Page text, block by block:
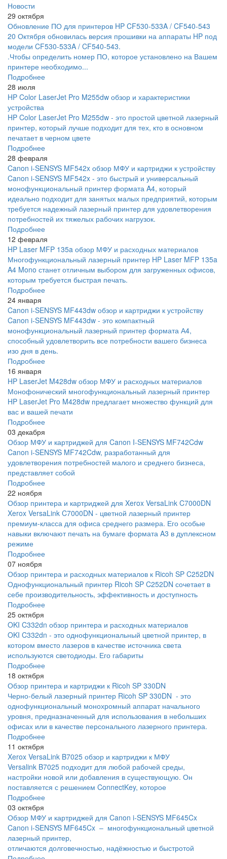
Новости
29 октября
Обновление ПО для принтеров HP CF530-533A / CF540-543
20 Октября обновилась версия прошивки на аппараты HP под
модели CF530-533A / CF540-543.
.Чтобы определить номер ПО, которое установлено на Вашем
принтере необходимо...
Подробнее
28 июля
HP Color LaserJet Pro M255dw обзор и характеристики
устройства
HP Color LaserJet Pro M255dw - это простой цветной лазерный
принтер, который лучше подходит для тех, кто в основном
печатает в черном цвете
Подробнее
28 февраля
Canon i-SENSYS MF542x обзор МФУ и картриджи к устройству
Canon i-SENSYS MF542x - это быстрый и универсальный
монофункциональный принтер формата A4, который
идеально подходит для занятых малых предприятий, которым
требуется надежный лазерный принтер для удовлетворения
потребностей их тяжелых рабочих нагрузок.
Подробнее
12 февраля
HP Laser MFP 135a обзор МФУ и расходных материалов
Многофункциональный лазерный принтер HP Laser MFP 135a
A4 Mono станет отличным выбором для загруженных офисов,
которым требуется быстрая печать.
Подробнее
24 января
Canon i-SENSYS MF443dw обзор и картриджи к устройству
Canon i-SENSYS MF443dw - это компактный
монофункциональный лазерный принтер формата А4,
способный удовлетворить все потребности вашего бизнеса
изо дня в день.
Подробнее
16 января
HP LaserJet M428dw обзор МФУ и расходных материалов
Монофонический многофункциональный лазерный принтер
HP LaserJet Pro M428dw предлагает множество функций для
вас и вашей печати
Подробнее
03 декабря
Обзор МФУ и картриджей для Canon I-SENSYS MF742Cdw
Canon i-SENSYS MF742Cdw, разработанный для
удовлетворения потребностей малого и среднего бизнеса,
представляет собой
Подробнее
22 ноября
Обзор принтера и картриджей для Xerox VersaLink C7000DN
Xerox VersaLink C7000DN - цветной лазерный принтер
премиум-класса для офиса среднего размера. Его особые
навыки включают печать на бумаге формата A3 в дуплексном
режиме
Подробнее
07 ноября
Обзор принтера и расходных материалов к Ricoh SP C252DN
Однофункциональный принтер Ricoh SP C252DN сочетает в
себе производительность, эффективность и доступность
Подробнее
25 октября
OKI C332dn обзор принтера и расходных материалов
OKI C332dn - это однофункциональный цветной принтер, в
котором вместо лазеров в качестве источника света
используются светодиоды. Его габариты
Подробнее
18 октября
Обзор принтера и картриджи к Ricoh SP 330DN
Черно-белый лазерный принтер Ricoh SP 330DN - это
однофункциональный монохромный аппарат начального
уровня, предназначенный для использования в небольших
офисах или в качестве персонального лазерного принтера.
Подробнее
11 октября
Xerox VersaLink B7025 обзор и картриджи к МФУ
Versalink B7025 подходит для любой рабочей среды,
настройки новой или добавления в существующую. Он
поставляется с решением ConnectKey, которое
Подробнее
03 октября
Обзор МФУ и картриджей для Canon i-SENSYS MF645Cx
Canon i-SENSYS MF645Cx – многофункциональный цветной
лазерный принтер,
отличаются долговечностью, надёжностью и быстротой